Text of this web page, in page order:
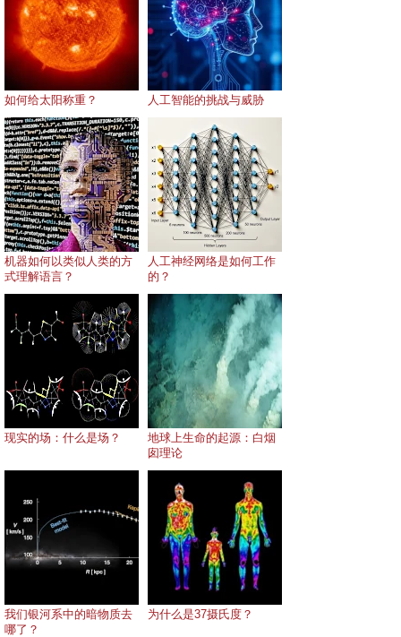
如何给太阳称重？ 人工智能的挑战与威胁
机器如何以类似人类的方
式理解语言？
人工神经网络是如何工作
的？
现实的场：什么是场？
地球上生命的起源：白烟
囱理论
我们银河系中的暗物质去
哪了？
为什么是37摄氏度？